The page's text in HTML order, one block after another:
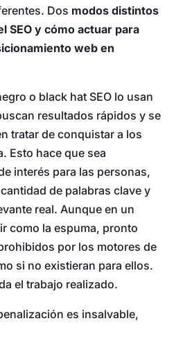
Dos modos distintos
SEO y cómo actuar para
web en
o black hat SEO lo usan
resultados rápidos y se
tratar de conquistar a los
Esto hace que sea
interés para las personas,
de palabras clave y
real. Aunque en un
como la espuma, pronto
por los motores de
si no existieran para ellos.
el trabajo realizado.
es insalvable,